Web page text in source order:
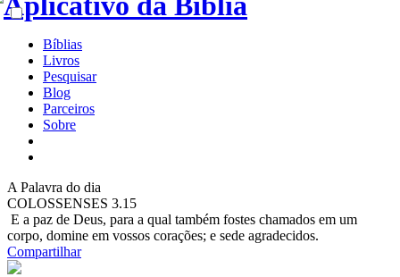
Bíblias
Livros
Pesquisar
Blog
Parceiros
Sobre
A Palavra do dia
COLOSSENSES 3.15
E a paz de Deus, para a qual também fostes chamados em um
corpo, domine em vossos corações; e sede agradecidos.
Compartilhar